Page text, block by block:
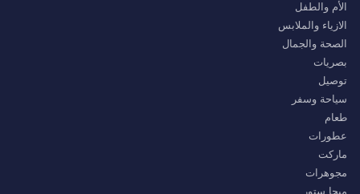
الأم والطفل
الازياء والملابس
الصحة والجمال
بصريات
توصيل
سياحة وسفر
طعام
عطورات
ماركت
مجوهرات
ميجا ستور